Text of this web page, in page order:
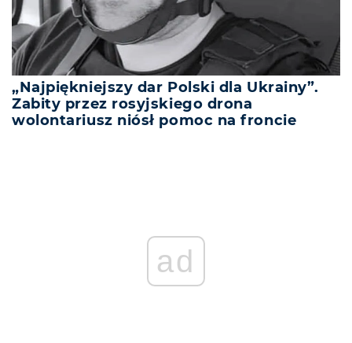
„Najpiękniejszy dar Polski dla Ukrainy”.
Zabity przez rosyjskiego drona
wolontariusz niósł pomoc na froncie
ad